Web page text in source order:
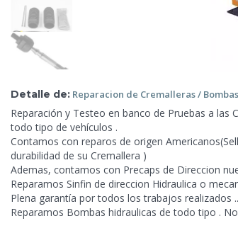
Detalle de: Reparacion de Cremalleras /
Reparación y Testeo en banco de Pruebas a las
todo tipo de vehículos .
Contamos con reparos de origen
durabilidad de su Cremallera )
Ademas, contamos con Precaps de Direccion
Reparamos Sinfin de direccion Hidraulica o
Plena garantía por todos los trabajos realizados ..
Reparamos Bombas hidraulicas de todo tipo .